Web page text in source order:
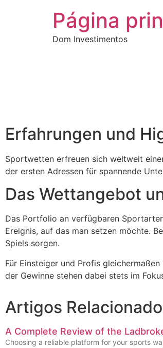
Página
Dom Investimentos
Erfahrungen und
Sportwetten erfreuen sich weltweit
der ersten Adressen für spannende
Das Wettangebot
Das Portfolio an verfügbaren
Ereignis, auf das man setzen möchte.
Spiels sorgen.
Für Einsteiger und Profis
der Gewinne stehen dabei stets im
Artigos
A Complete Review of the
Choosing a reliable platform for your sports